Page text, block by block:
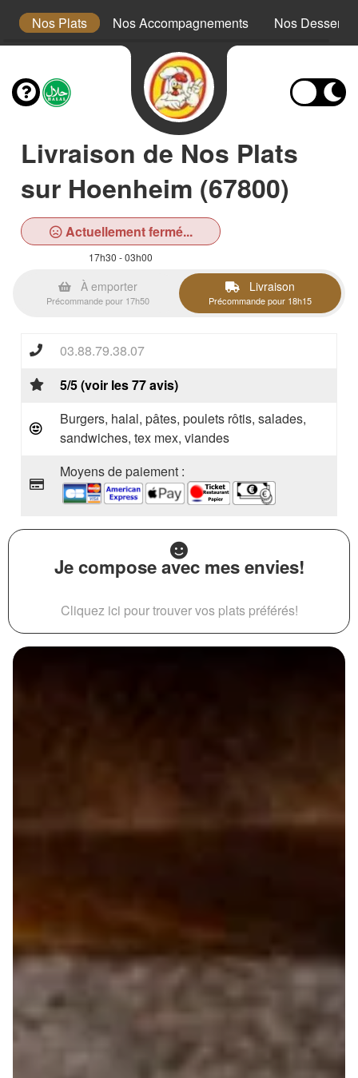
Nos Plats Nos Accompagnements Nos Desserts
Livraison de Nos Plats
sur Hoenheim (67800)
Actuellement fermé...
17h30 - 03h00
À emporter
Précommande pour 17h50
Livraison
Précommande pour 18h15
03.88.79.38.07
5/5 (voir les 77 avis)
Burgers, halal, pâtes, poulets rôtis, salades,
sandwiches, tex mex, viandes
Moyens de paiement :
Je compose avec mes envies!
Cliquez ici pour trouver vos plats préférés!